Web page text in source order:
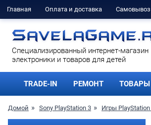
Главная Оплата и доставка Самовывоз
Cпециализированный интернет-магазин
электроники и товаров для детей
TRADE-IN РЕМОНТ ТОВАРЫ
Домой Sony PlayStation 3 Игры PlayStation